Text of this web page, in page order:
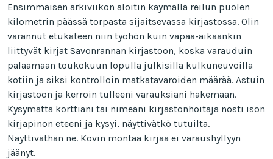
Ensimmäisen arkiviikon aloitin käymällä reilun puolen
kilometrin päässä torpasta sijaitsevassa kirjastossa. Olin
varannut etukäteen niin työhön kuin vapaa-aikaankin
liittyvät kirjat Savonrannan kirjastoon, koska varauduin
palaamaan toukokuun lopulla julkisilla kulkuneuvoilla
kotiin ja siksi kontrolloin matkatavaroiden määrää. Astuin
kirjastoon ja kerroin tulleeni varauksiani hakemaan.
Kysymättä korttiani tai nimeäni kirjastonhoitaja nosti ison
kirjapinon eteeni ja kysyi, näyttivätkö tutuilta.
Näyttiväthän ne. Kovin montaa kirjaa ei varaushyllyyn
jäänyt.